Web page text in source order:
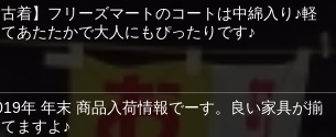
古着】フリーズマートのコートは中綿入り♪軽
てあたたかで大人にもぴったりです♪
年 年末 商品入荷情報でーす。良い家具が揃
ますよ♪